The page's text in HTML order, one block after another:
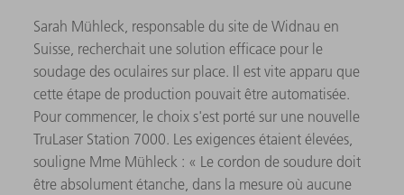
Sarah Mühleck, responsable du site de Widnau en
Suisse, recherchait une solution efficace pour le
soudage des oculaires sur place. Il est vite apparu que
cette étape de production pouvait être automatisée.
Pour commencer, le choix s'est porté sur une nouvelle
TruLaser Station 7000. Les exigences étaient élevées,
souligne Mme Mühleck : « Le cordon de soudure doit
être absolument étanche, dans la mesure où aucune